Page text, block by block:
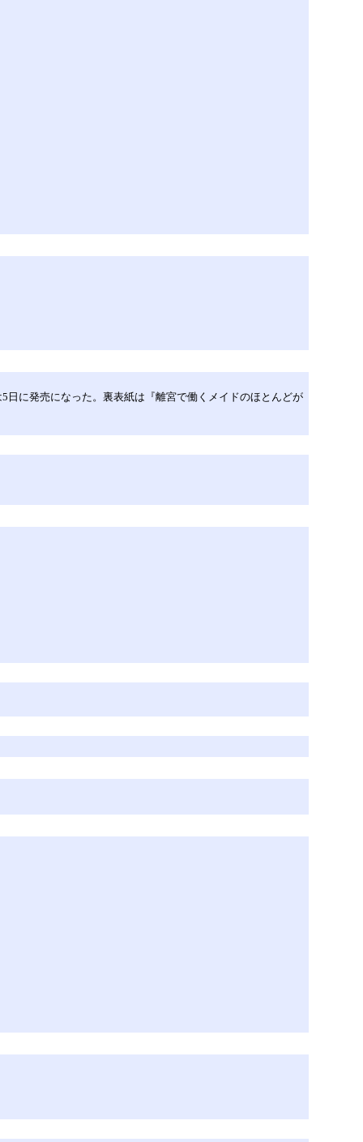
に発売になった。裏表紙は『離宮で働くメイドのほとんどが